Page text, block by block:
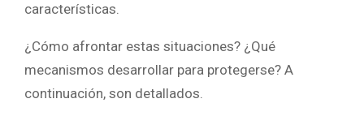
características.
¿Cómo afrontar estas situaciones? ¿Qué
mecanismos desarrollar para protegerse? A
continuación, son detallados.